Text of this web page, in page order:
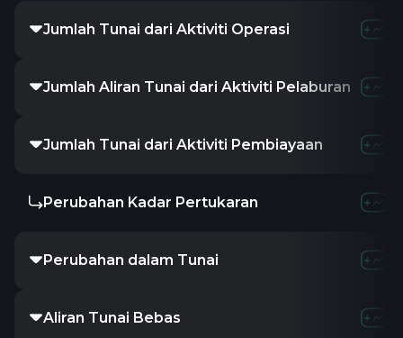
Jumlah Tunai dari Aktiviti Operasi
Jumlah Aliran Tunai dari Aktiviti Pelaburan
Jumlah Tunai dari Aktiviti Pembiayaan
Perubahan Kadar Pertukaran
Perubahan dalam Tunai
Aliran Tunai Bebas